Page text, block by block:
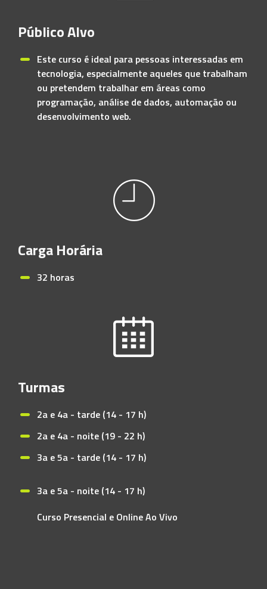
Público Alvo
Este curso é ideal para pessoas interessadas em
tecnologia, especialmente aqueles que trabalham
ou pretendem trabalhar em áreas como
programação, análise de dados, automação ou
desenvolvimento web.
Carga Horária
32 horas
Turmas
2a e 4a - tarde (14 - 17 h)
2a e 4a - noite (19 - 22 h)
3a e 5a - tarde (14 - 17 h)
3a e 5a - noite (14 - 17 h)
Curso Presencial e Online Ao Vivo